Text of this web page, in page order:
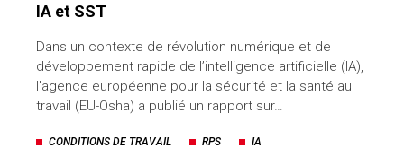
IA et SST
Dans un contexte de révolution numérique et de
développement rapide de l’intelligence artificielle (IA),
l'agence européenne pour la sécurité et la santé au
travail (EU-Osha) a publié un rapport sur…
CONDITIONS DE TRAVAIL RPS IA